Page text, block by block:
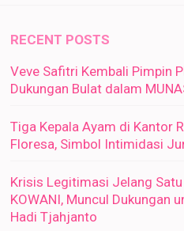
RECENT POSTS
Veve Safitri Kembali Pimpin
Dukungan Bulat dalam
Tiga Kepala Ayam di Kantor
Floresa, Simbol Intimidasi
Krisis Legitimasi Jelang
KOWANI, Muncul Dukungan
Hadi Tjahjanto